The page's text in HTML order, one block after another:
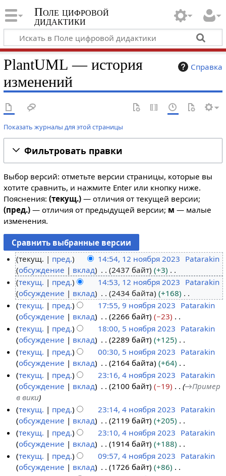
Поле цифровой
дидактики
Справка
PlantUML — история
изменений
Показать журналы для этой страницы
Фильтровать правки
Выбор версий: отметьте версии страницы, которые вы
хотите сравнить, и нажмите Enter или кнопку ниже.
Пояснения: (текущ.)— отличия от текущей версии;
(пред.)— отличия от предыдущей версии; м — малые
изменения.
2
о
б
я
0
текущ. пред. 14:54, 12 ноября 2023 Patarakin
обсуждение
вклад 2437 байт
+3
Н
е
т
о
п
и
с
а
н
и
я
п
р
а
в
к
и
текущ. пред. 14:53, 12 ноября 2023 Patarakin
обсуждение
вклад 2434 байта
+168
Н
е
т
о
п
и
с
а
н
я
п
р
а
в
к
н
я
р
0
3
текущ. пред. 17:55, 9 ноября 2023 Patarakin
обсуждение
вклад 2266 байт
−23
Н
е
т
о
п
и
с
а
н
и
я
п
р
а
н
я
я
0
3
текущ. пред. 18:00, 5 ноября 2023 Patarakin
обсуждение
вклад 2289 байт
+125
Н
е
т
о
п
и
с
а
н
и
я
п
текущ. пред. 00:30, 5 ноября 2023 Patarakin
обсуждение
вклад 2164 байта
+64
Н
е
т
о
п
и
с
а
н
и
о
б
я
текущ. пред. 23:16, 4 ноября 2023 Patarakin
обсуждение
вклад 2100 байт −19 →Пример
в вики
текущ.
пред. 23:14, 4 ноября 2023 Patarakin
обсуждение
вклад 2119 байт
+205
Н
е
т
о
текущ. пред. 23:10, 4 ноября 2023 Patarakin
обсуждение
вклад 1914 байт
+188
Н
е
текущ. пред. 09:57, 4 ноября 2023 Patarakin
обсуждение
вклад 1726 байт
+86